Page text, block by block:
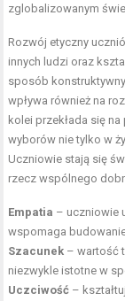
zglobalizowanym
Rozwój etyczny
innych ludzi oraz
sposób
wpływa również na
kolei przekłada się
wyborów nie tylko w
Uczniowie stają się
rzecz wspólnego
Empatia – uczniowie
wspomaga
Szacunek – wartość
niezwykle istotne w
Uczciwość –